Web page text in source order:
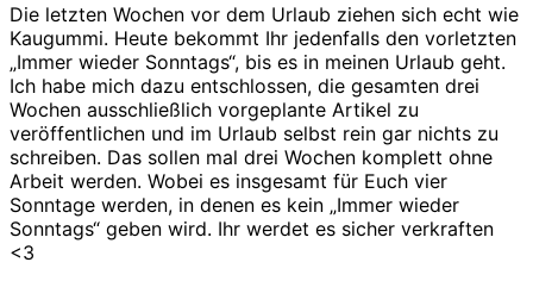
(33)
Die letzten Wochen vor dem Urlaub ziehen sich echt wie
Kaugummi. Heute bekommt Ihr jedenfalls den vorletzten
„Immer wieder Sonntags“, bis es in meinen Urlaub geht.
Ich habe mich dazu entschlossen, die gesamten drei
Wochen ausschließlich vorgeplante Artikel zu
veröffentlichen und im Urlaub selbst rein gar nichts zu
schreiben. Das sollen mal drei Wochen komplett ohne
Arbeit werden. Wobei es insgesamt für Euch vier
Sonntage werden, in denen es kein „Immer wieder
Sonntags“ geben wird. Ihr werdet es sicher verkraften
<3